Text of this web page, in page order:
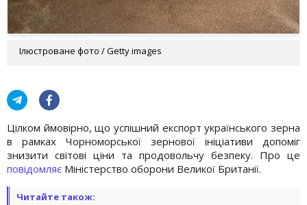
Ілюстроване фото / Getty images
Цілком ймовірно, що успішний експорт українського зерна
в рамках Чорноморської зернової ініціативи допоміг
знизити світові ціни та продовольчу безпеку. Про це
повідомляє Міністерство оборони Великої Британії.
Читайте також: